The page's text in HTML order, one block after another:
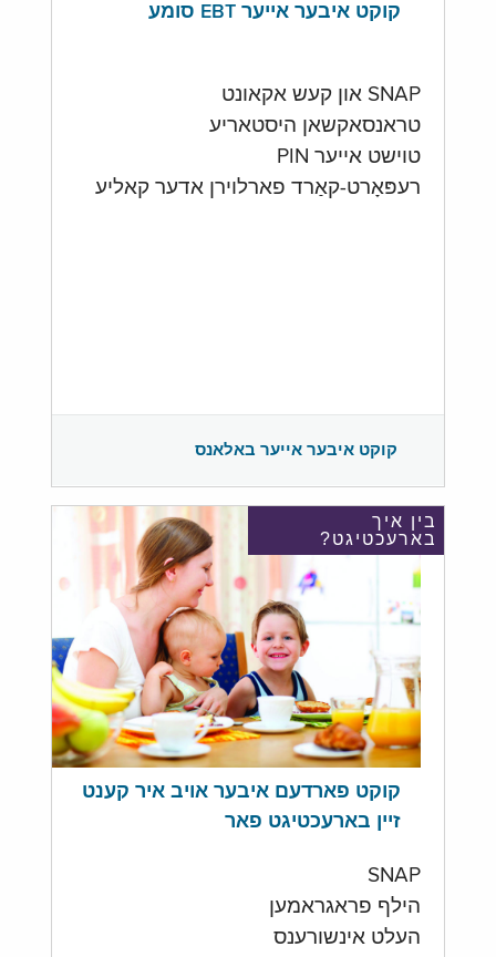
קוקט איבער אייער EBT סומע
SNAP און קעש אקאונט
טראנסאקשאן היסטאריע
טוישט אייער PIN
רעפּאָרט-קאַרד פארלוירן אדער קאליע
קוקט איבער אייער באלאנס
בין איך
בארעכטיגט?
קוקט פארדעם איבער אויב איר קענט
זיין בארעכטיגט פאר
SNAP
הילף פראגראמען
העלט אינשורענס